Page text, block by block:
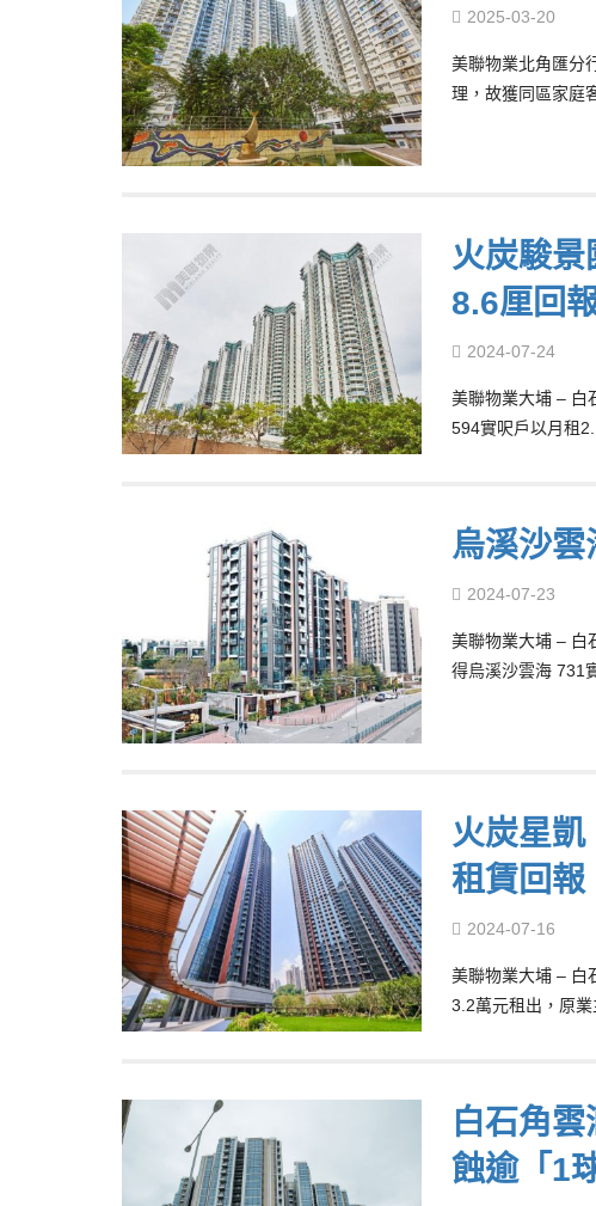
2025-03-20
美聯物業北角匯分
理，故獲同區家庭
火炭駿
8.6厘回
2024-07-24
美聯物業大埔 – 白
594實呎戶以月租
烏溪沙
2024-07-23
美聯物業大埔 – 白
得烏溪沙雲海 731
火炭星
租賃回報
2024-07-16
美聯物業大埔 – 白
3.2萬元租出，原
白石角
蝕逾「1球